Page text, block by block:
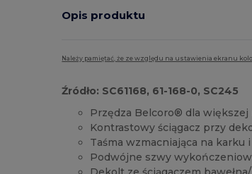
Opis produktu
Należy pamiętać, że ze względu na ustawienia ekranu
Źródło: SC61168, 61-168-0, SC245
Przędza Belcoro® dla większej
Kontrastowy ściągacz przy
Taśma wzmacniająca na karku
Podwójne szwy